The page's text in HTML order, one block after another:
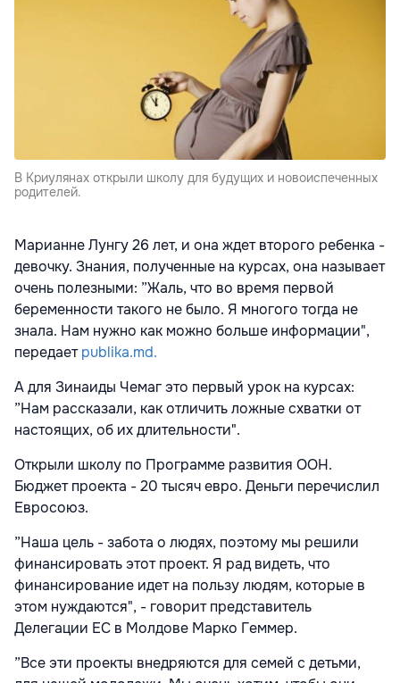
В Криулянах открыли школу для будущих и новоиспеченных
родителей.
Марианне Лунгу 26 лет, и она ждет второго ребенка -
девочку. Знания, полученные на курсах, она называет
очень полезными: ”Жаль, что во время первой
беременности такого не было. Я многого тогда не
знала. Нам нужно как можно больше информации",
передаетpublika.md.
А для Зинаиды Чемаг это первый урок на курсах:
”Нам рассказали, как отличить ложные схватки от
настоящих, об их длительности".
Открыли школу по Программе развития ООН.
Бюджет проекта - 20 тысяч евро. Деньги перечислил
Евросоюз.
”Наша цель - забота о людях, поэтому мы решили
финансировать этот проект. Я рад видеть, что
финансирование идет на пользу людям, которые в
этом нуждаются", - говорит представитель
Делегации ЕС в Молдове Марко Геммер.
”Все эти проекты внедряются для семей с детьми,